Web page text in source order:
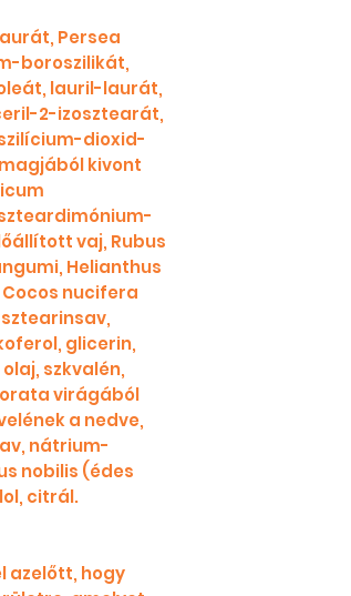
Persea
boroszilikát,
lauril-laurát,
2-izosztearát,
dioxid-
kivont
vaj, Rubus
Helianthus
nucifera
glicerin,
szkvalén,
virágából
a nedve,
nátrium-
nobilis (édes
citrál.
azelőtt, hogy